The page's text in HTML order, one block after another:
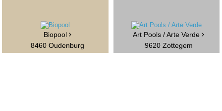
Biopool
8460 Oudenburg
Art Pools / Arte Verde
9620 Zottegem